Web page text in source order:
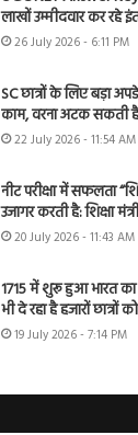
लाखों उम्मीदवार कर रहे
26 July 2026 - 6:11 PM
SC छात्रों के लिए बड़ा
काम, वरना अटक सकती
22 July 2026 - 11:54 AM
नीट परीक्षा में सफलता
उजागर करती है: शिक्षा
20 July 2026 - 11:43 AM
1715 में शुरू हुआ भारत
भी दे रहा है हजारों छात्रों
19 July 2026 - 7:14 PM